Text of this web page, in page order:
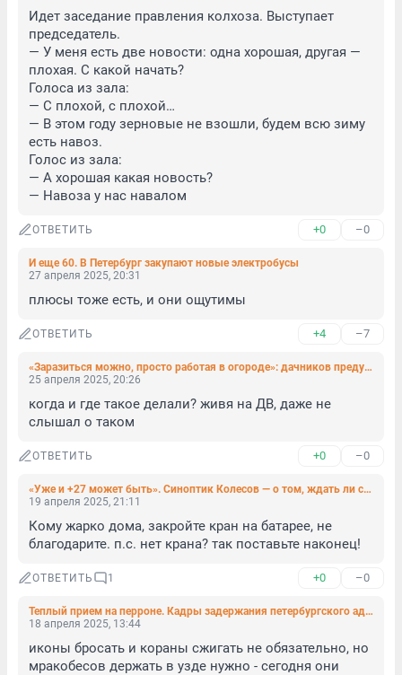
Идет заседание правления колхоза. Выступает
председатель.
— У меня есть две новости: одна хорошая, другая —
плохая. С какой начать?
Голоса из зала:
— С плохой, с плохой…
— В этом году зерновые не взошли, будем всю зиму
есть навоз.
Голос из зала:
— А хорошая какая новость?
— Навоза у нас навалом
ОТВЕТИТЬ +0 –0
И еще 60. В Петербург закупают новые электробусы
27 апреля 2025, 20:31
плюсы тоже есть, и они ощутимы
ОТВЕТИТЬ +4 –7
«Заразиться можно, просто работая в огороде»: дачников предупредили о смертельно опасной болезни
25 апреля 2025, 20:26
когда и где такое делали? живя на ДВ, даже не
слышал о таком
ОТВЕТИТЬ +0 –0
«Уже и +27 может быть». Синоптик Колесов — о том, ждать ли сегодня грозу в Петербурге
19 апреля 2025, 21:11
Кому жарко дома, закройте кран на батарее, не
благодарите. п.с. нет крана? так поставьте наконец!
ОТВЕТИТЬ 1 +0 –0
Теплый прием на перроне. Кадры задержания петербургского адвоката Рзаева
18 апреля 2025, 13:44
иконы бросать и кораны сжигать не обязательно, но
мракобесов держать в узде нужно - сегодня они